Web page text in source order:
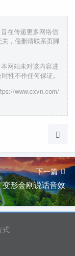
在传递更多网络信
，侵删请联系页脚
网站未对该内容进
性不作任何保证。
www.cxvn.com/
下一篇
变形金刚说话音效
式